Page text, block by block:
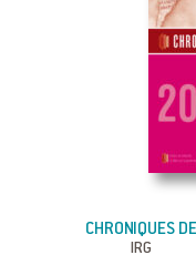
CHRONIQUES
IRG